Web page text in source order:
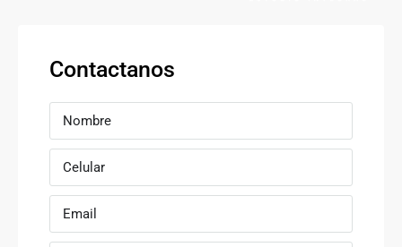
Contactanos